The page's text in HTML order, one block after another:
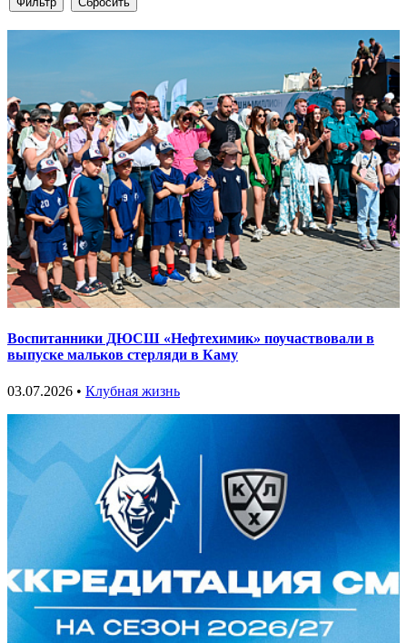
Воспитанники ДЮСШ «Нефтехимик» поучаствовали в
выпуске мальков стерляди в Каму
03.07.2026 • Клубная жизнь